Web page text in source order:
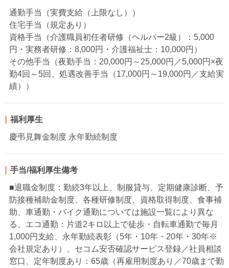
通勤手当（実費支給（上限なし））
住宅手当（規定あり）
資格手当（介護職員初任者研修（ヘルパー2級）：5,000
円・実務者研修：8,000円・介護福祉士：10,000円）
その他手当（夜勤手当：20,000円～25,000円／5,000円×夜
勤4回～5回、処遇改善手当（17,000円～19,000円／支給実
績））
福利厚生
慶弔見舞金制度 永年勤続制度
手当/福利厚生備考
■退職金制度：勤続3年以上、制服貸与、定期健康診断、予
防接種補助金制度、各種研修制度、資格取得制度、食事補
助、車通勤・バイク通勤については施設一覧により異な
る、エコ通勤：片道2キロ以上で徒歩・自転車通勤で毎月
1,000円支給、永年勤続表彰（5年・10年・20年・30年※
会社規定あり）、セコム安否確認サービス登録／社員相談
窓口、定年制度あり：65歳（再雇用制度あり／70歳まで勤